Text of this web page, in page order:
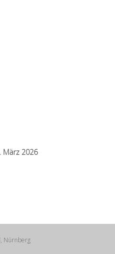
März 2026
Nürnberg